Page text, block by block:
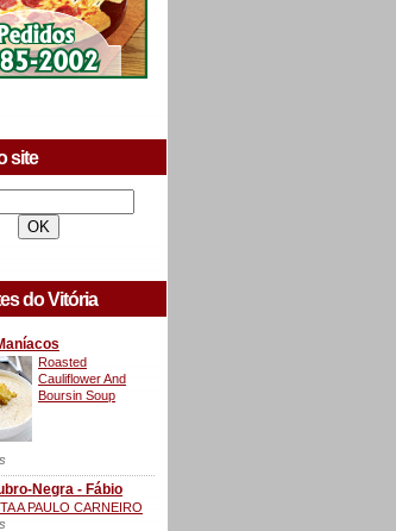
site
do Vitória
Roasted
Cauliflower And
Boursin Soup
Negra - Fábio
A PAULO CARNEIRO